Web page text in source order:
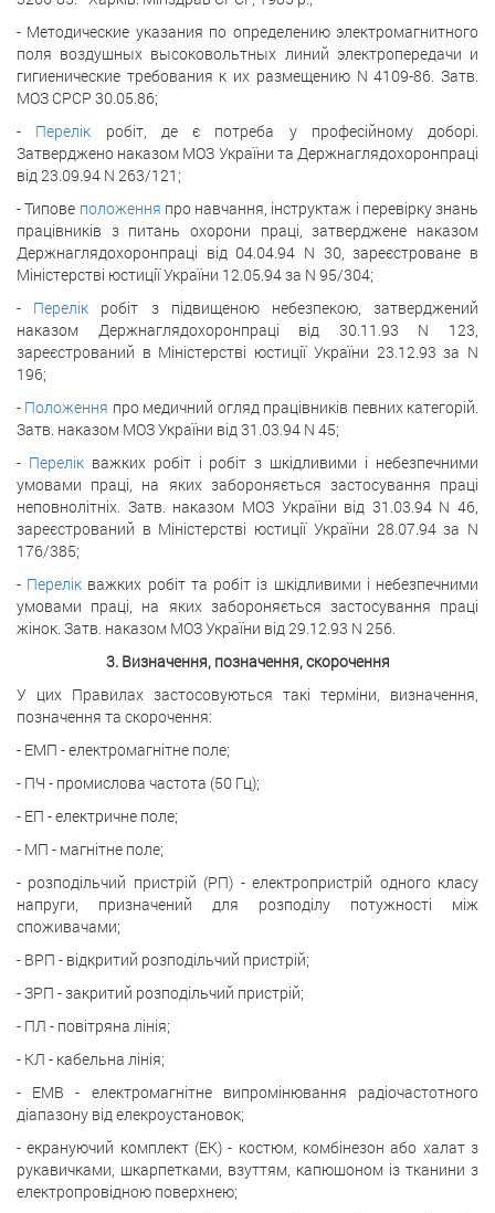
- Методические указания по определению электромагнитного
поля воздушных высоковольтных линий электропередачи и
гигиенические требования к их размещению N 4109-86. Затв.
МОЗ СРСР 30.05.86;
- Перелік робіт, де є потреба у професійному доборі.
Затверджено наказом МОЗ України та Держнаглядохоронпраці
від 23.09.94 N 263/121;
- Типове положення про навчання, інструктаж і перевірку знань
працівників з питань охорони праці, затверджене наказом
Держнаглядохоронпраці від 04.04.94 N 30, зареєстроване в
Міністерстві юстиції України 12.05.94 за N 95/304;
- Перелік робіт з підвищеною небезпекою, затверджений
наказом Держнаглядохоронпраці від 30.11.93 N 123,
зареєстрований в Міністерстві юстиції України 23.12.93 за N
196;
- Положення про медичний огляд працівників певних категорій.
Затв. наказом МОЗ України від 31.03.94 N 45;
- Перелікважких робіт і робіт з шкідливими і небезпечними
умовами праці, на яких забороняється застосування праці
неповнолітніх. Затв. наказом МОЗ України від 31.03.94 N 46,
зареєстрований в Міністерстві юстиції України 28.07.94 за N
176/385;
- Перелік важких робіт та робіт із шкідливими і небезпечними
умовами праці, на яких забороняється застосування праці
жінок. Затв. наказом МОЗ України від 29.12.93 N 256.
3. Визначення, позначення, скорочення
У цих Правилах застосовуються такі терміни, визначення,
позначення та скорочення:
- ЕМП - електромагнітне поле;
- ПЧ - промислова частота (50 Гц);
- ЕП - електричне поле;
- МП - магнітне поле;
- розподільчий пристрій (РП) - електропристрій одного класу
напруги, призначений для розподілу потужності між
споживачами;
- ВРП - відкритий розподільчий пристрій;
- ЗРП - закритий розподільчий пристрій;
- ПЛ - повітряна лінія;
- КЛ - кабельна лінія;
- ЕМВ - електромагнітне випромінювання радіочастотного
діапазону від елекроустановок;
- екрануючий комплект (ЕК) - костюм, комбінезон або халат з
рукавичками, шкарпетками, взуттям, капюшоном із тканини з
електропровідною поверхнею;